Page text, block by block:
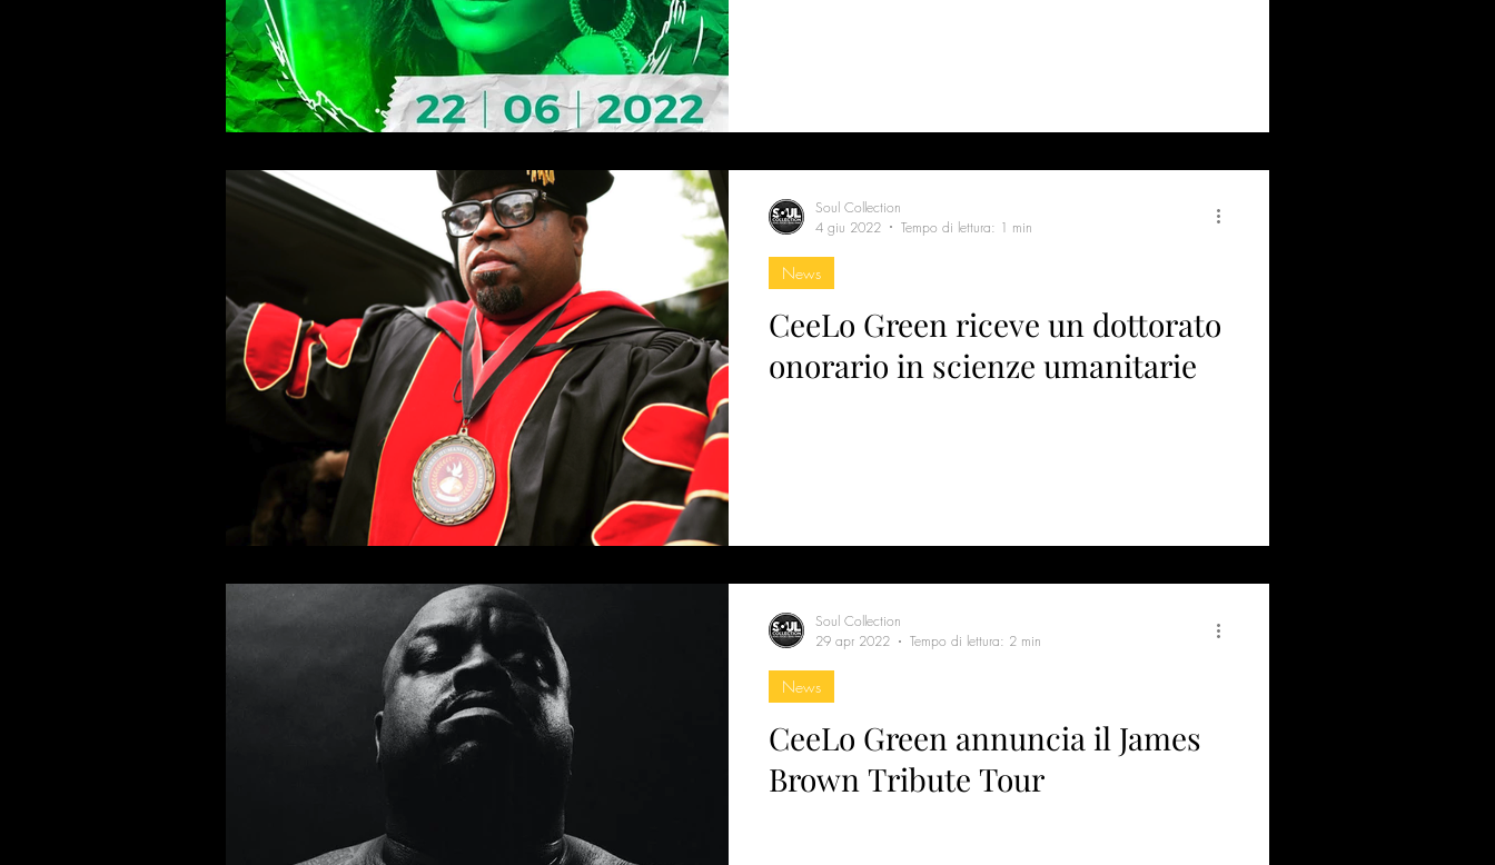
CeeLo Green riceve un dottorato
onorario in scienze umanitarie
News
Soul Collection
4 giu 2022
Tempo di lettura: 1 min
CeeLo Green annuncia il James
Brown Tribute Tour
News
Soul Collection
29 apr 2022
Tempo di lettura: 2 min